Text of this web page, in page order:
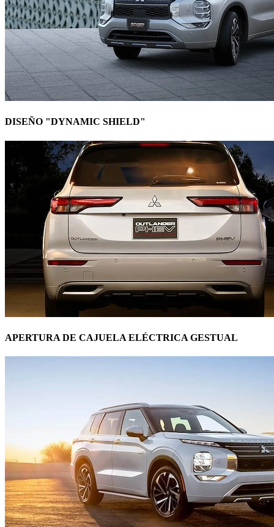
DISEÑO "DYNAMIC SHIELD"
APERTURA DE CAJUELA ELÉCTRICA GESTUAL